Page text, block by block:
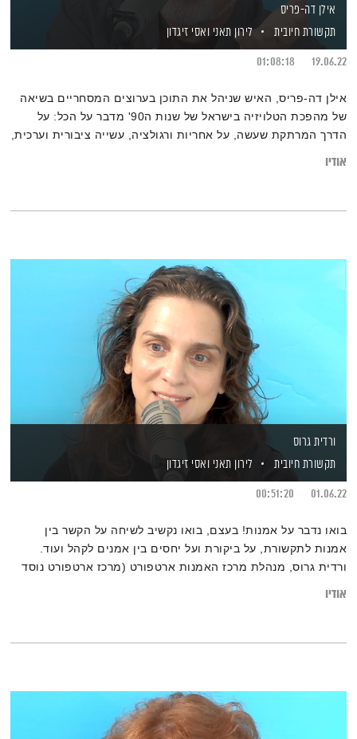
אילן דה-פריס
תקשורת חיובית
לירון תאני ואסי זיגדון
19.06.22
01:08:18
אילן דה-פריס, האיש שניהל את התוכן בערוצים המסחריים בשיאה
של מהפכת הטלויזיה בישראל של שנות ה90' מדבר על הכל: על
הדרך המרתקת שעשה, על אחריות ורגולציה, עשייה ציבורית וערכית,
אודיו
ורדית גרוס
תקשורת חיובית
לירון תאני ואסי זיגדון
01.06.22
00:51:20
בואו נדבר על אמנות! בעצם, בואו נקשיב לשיחה על הקשר בין
אמנות לתקשורת, על ביקורת ועל יחסים בין אמנים לקהל ועוד.
ורדית גרוס, מנהלת מרכז האמנות ארטפורט (מרכז ארטפורט נוסד
אודיו